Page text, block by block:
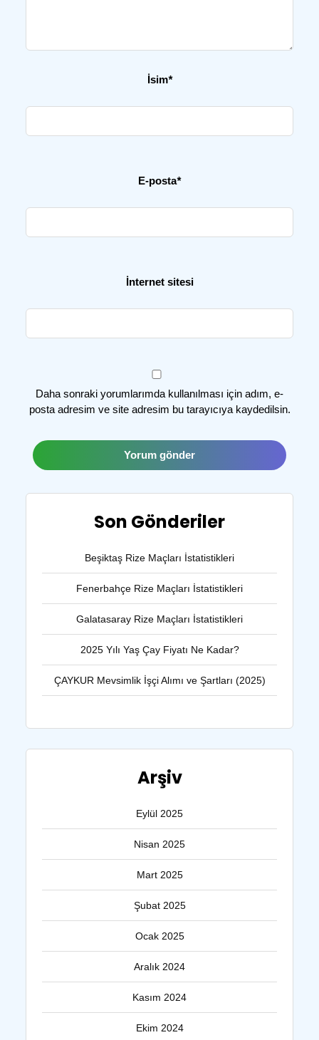
İsim*
E-posta*
İnternet sitesi
Daha sonraki yorumlarımda kullanılması için adım, e-
posta adresim ve site adresim bu tarayıcıya kaydedilsin.
Son Gönderiler
Beşiktaş Rize Maçları İstatistikleri
Fenerbahçe Rize Maçları İstatistikleri
Galatasaray Rize Maçları İstatistikleri
2025 Yılı Yaş Çay Fiyatı Ne Kadar?
ÇAYKUR Mevsimlik İşçi Alımı ve Şartları (2025)
Arşiv
Eylül 2025
Nisan 2025
Mart 2025
Şubat 2025
Ocak 2025
Aralık 2024
Kasım 2024
Ekim 2024